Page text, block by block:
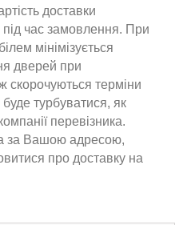
доставки
час замовлення. При
мінімізується
дверей при
скорочуються терміни
турбуватися, як
перевізника.
за Вашою адресою,
про доставку на